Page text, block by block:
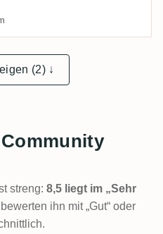
(2) ↓
streng: 8,5 liegt im „Sehr
ihn mit „Gut“ oder